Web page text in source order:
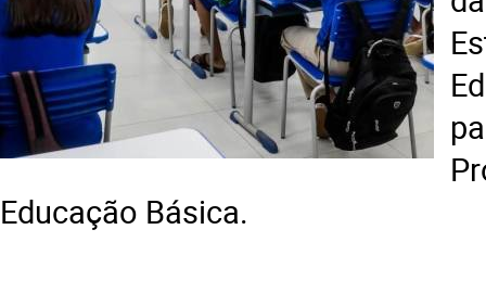
Educação Básica.